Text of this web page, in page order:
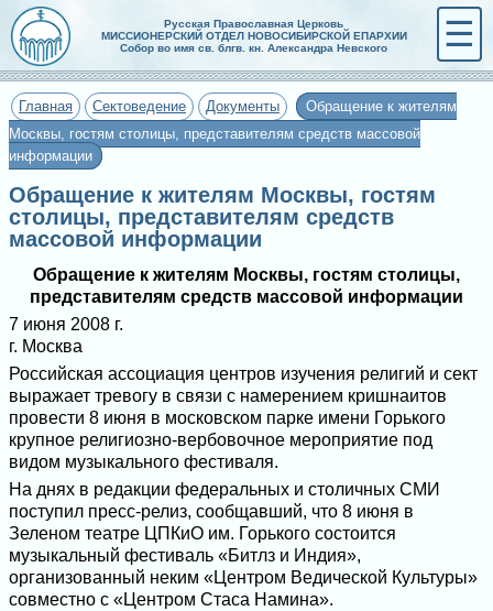
Русская Православная Церковь
МИССИОНЕРСКИЙ ОТДЕЛ НОВОСИБИРСКОЙ ЕПАРХИИ
Собор во имя св. блгв. кн. Александра Невского
☰
Главная Сектоведение Документы
Обращение к жителям
Москвы, гостям столицы, представителям средств массовой
информации
Обращение к жителям Москвы, гостям
столицы, представителям средств
массовой информации
Обращение к жителям Москвы, гостям столицы,
представителям средств массовой информации
7 июня 2008 г.
г. Москва
Российская ассоциация центров изучения религий и сект
выражает тревогу в связи с намерением кришнаитов
провести 8 июня в московском парке имени Горького
крупное религиозно-вербовочное мероприятие под
видом музыкального фестиваля.
На днях в редакции федеральных и столичных СМИ
поступил пресс-релиз, сообщавший, что 8 июня в
Зеленом театре ЦПКиО им. Горького состоится
музыкальный фестиваль «Битлз и Индия»,
организованный неким «Центром Ведической Культуры»
совместно с «Центром Стаса Намина».